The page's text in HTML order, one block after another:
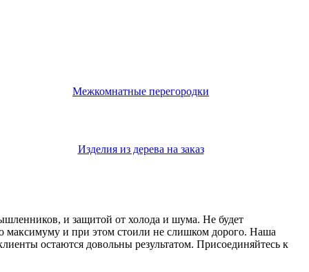
Межкомнатные перегородки
Изделия из дерева на заказ
и защитой от холода и шума. Не будет
максимуму и при этом стоили не слишком дорого. Наша
остаются довольны результатом. Присоединяйтесь к